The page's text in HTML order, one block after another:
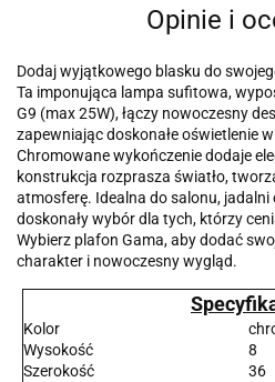
Opinie i
Dodaj wyjątkowego blasku do
Ta imponująca lampa sufitowa,
G9 (max 25W), łączy nowoczesny
zapewniając doskonałe oświetlenie
Chromowane wykończenie dodaje
konstrukcja rozprasza światło,
atmosferę. Idealna do salonu,
doskonały wybór dla tych, którzy
Wybierz plafon Gama, aby dodać
charakter i nowoczesny wygląd.
Kolor
Wysokość
8
Szerokość
36